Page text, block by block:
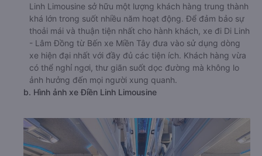
Linh Limousine sở hữu một lượng khách hàng trung thành
khá lớn trong suốt nhiều năm hoạt động. Để đảm bảo sự
thoải mái và thuận tiện nhất cho hành khách, xe đi Di Linh
- Lâm Đồng từ Bến xe Miền Tây đưa vào sử dụng dòng
xe hiện đại nhất với đầy đủ các tiện ích. Khách hàng vừa
có thể nghỉ ngơi, thư giãn suốt dọc đường mà không lo
ảnh hưởng đến mọi người xung quanh.
b. Hình ảnh xe Điền Linh Limousine